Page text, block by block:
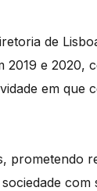
de
e 2020,
em que
prometendo